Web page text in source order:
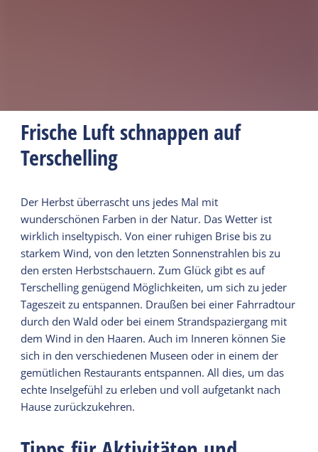
Frische Luft schnappen auf
Terschelling
Der Herbst überrascht uns jedes Mal mit
wunderschönen Farben in der Natur. Das Wetter ist
wirklich inseltypisch. Von einer ruhigen Brise bis zu
starkem Wind, von den letzten Sonnenstrahlen bis zu
den ersten Herbstschauern. Zum Glück gibt es auf
Terschelling genügend Möglichkeiten, um sich zu jeder
Tageszeit zu entspannen. Draußen bei einer Fahrradtour
durch den Wald oder bei einem Strandspaziergang mit
dem Wind in den Haaren. Auch im Inneren können Sie
sich in den verschiedenen Museen oder in einem der
gemütlichen Restaurants entspannen. All dies, um das
echte Inselgefühl zu erleben und voll aufgetankt nach
Hause zurückzukehren.